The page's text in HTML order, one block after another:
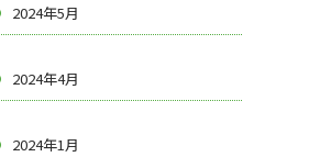
2024年5月
2024年4月
2024年1月